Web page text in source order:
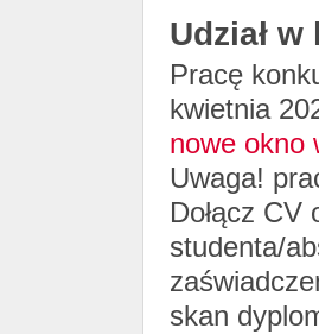
Udział
Pracę
kwietnia
nowe okno
Uwaga!
Dołącz
studenta/
skan